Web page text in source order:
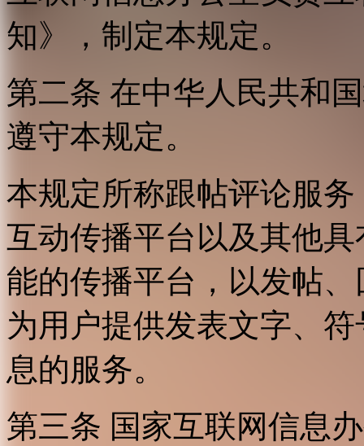
知》，制定本规定。
第二条 在中华人民共和
遵守本规定。
本规定所称跟帖评论服
互动传播平台以及其他
能的传播平台，以发帖
为用户提供发表文字、
息的服务。
第三条 国家互联网信息